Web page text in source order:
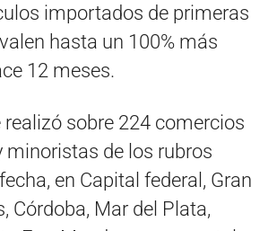
importados de primeras
hasta un 100% más
12 meses.
realizó sobre 224 comercios
minoristas de los rubros
en Capital federal, Gran
Córdoba, Mar del Plata,